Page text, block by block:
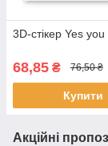
3D-стікер Yes you
68,85 ₴ 76,50 ₴
Купити
Акційні